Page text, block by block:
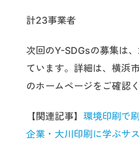
計23事業者
次回のY-SDGsの募集は
ています。詳細は、横浜
のホームページをご確認く
【関連記事】 環境印刷で
企業・大川印刷に学ぶサ